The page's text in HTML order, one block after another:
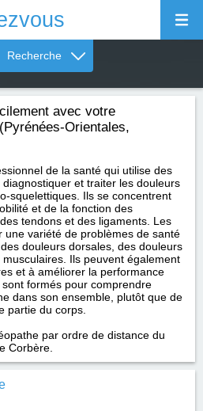
Recherche
avec votre
(Pyrénées-Orientales,
de la santé qui utilise des
et traiter les douleurs
squelettiques. Ils se concentrent
et de la fonction des
tendons et des ligaments. Les
une variété de problèmes de santé
douleurs dorsales, des douleurs
Ils peuvent également
et à améliorer la performance
formés pour comprendre
dans son ensemble, plutôt que de
partie du corps.
par ordre de distance du
Corbère.